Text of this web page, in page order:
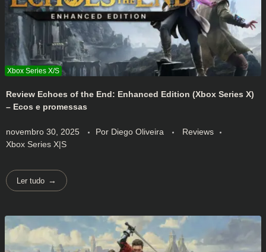
Review Echoes of the End: Enhanced Edition (Xbox Series X)
– Ecos e promessas
novembro 30, 2025 Por Diego Oliveira
Reviews
Xbox Series X|S
Ler tudo